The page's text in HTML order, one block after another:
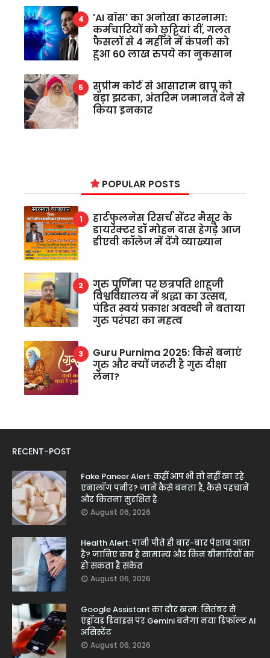
'AI बॉस' का अनोखा कारनामा:
कर्मचारियों को छुट्टियां दीं, गलत
फैसलों से 4 महीने में कंपनी को
हुआ 60 लाख रुपये का नुकसान
सुप्रीम कोर्ट से आसाराम बापू को
बड़ा झटका, अंतरिम जमानत देने से
किया इनकार
POPULAR POSTS
हार्टफुलनेस रिसर्च सेंटर मैसूर के
डायरेक्टर डॉ मोहन दास हेगड़े आज
डीएवी कॉलेज में देंगे व्याख्यान
गुरु पूर्णिमा पर छत्रपति शाहूजी
विश्वविद्यालय में श्रद्धा का उत्सव,
पंडित स्वयं प्रकाश अवस्थी ने बताया
गुरु परंपरा का महत्व
Guru Purnima 2025: किसे बनाएं
गुरु और क्यों जरूरी है गुरु दीक्षा
लेना?
RECENT-POST
Fake Paneer Alert: कहीं आप भी तो नहीं खा रहे
एनालॉग पनीर? जानें कैसे बनता है, कैसे पहचानें
और कितना सुरक्षित है
August 06, 2026
Health Alert: पानी पीते ही बार-बार पेशाब आता
है? जानिए कब है सामान्य और किन बीमारियों का
हो सकता है संकेत
August 06, 2026
Google Assistant का दौर खत्म: सितंबर से
एंड्रॉयड डिवाइस पर Gemini बनेगा नया डिफॉल्ट AI
असिस्टेंट
August 06, 2026